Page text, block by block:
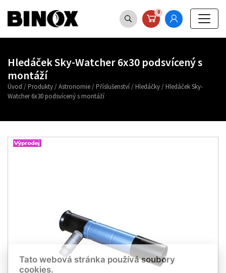
0
Hledáček Sky-Watcher 6x30 podsvícený s
montáží
Úvod / Produkty/Astronomie/ Příslušenství/ Hledáčky/ Hledáček Sky-
Watcher 6x30 podsvícený s montáží
Tato webová stránka používá soubory
cookies.